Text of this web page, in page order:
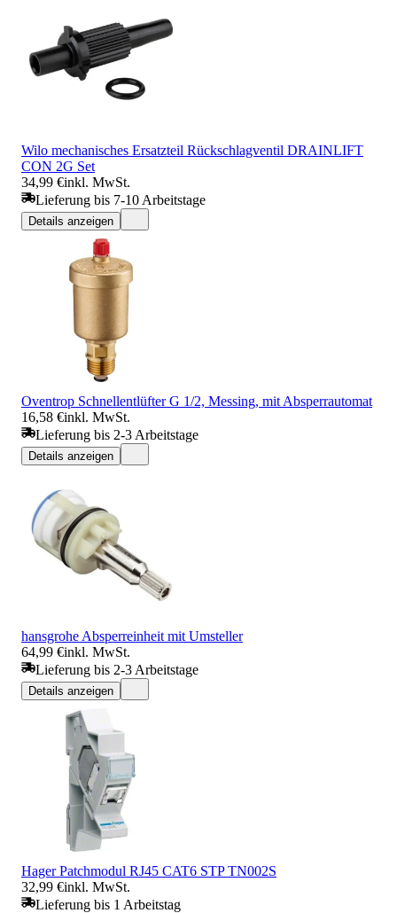
Wilo mechanisches Ersatzteil Rückschlagventil DRAINLIFT
CON 2G Set
34,99 €inkl. MwSt.
Lieferung bis 7-10 Arbeitstage
Details anzeigen
Oventrop Schnellentlüfter G 1/2, Messing, mit Absperrautomat
16,58 €inkl. MwSt.
Lieferung bis 2-3 Arbeitstage
Details anzeigen
hansgrohe Absperreinheit mit Umsteller
64,99 €inkl. MwSt.
Lieferung bis 2-3 Arbeitstage
Details anzeigen
Hager Patchmodul RJ45 CAT6 STP TN002S
32,99 €inkl. MwSt.
Lieferung bis 1 Arbeitstag